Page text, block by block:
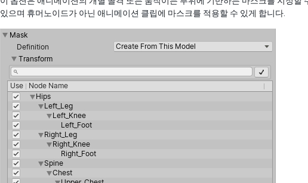
있으며 휴머노이드가 아닌 애니메이션 클립에 마스크를 적용할 수 있게 합니다.